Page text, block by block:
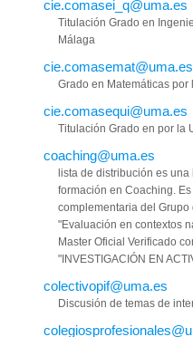
cie.comasei_q@uma.es
Titulación Grado en
Málaga
cie.comasemat@uma.es
Grado en Matemáticas
cie.comasequi@uma.es
Titulación Grado en por la
coaching@uma.es
lista de distribución es
formación en Coaching.
complementaria del
"Evaluación en contextos
Master Oficial Verificado
"INVESTIGACIÓN EN
colectivopif@uma.es
Discusión de temas de